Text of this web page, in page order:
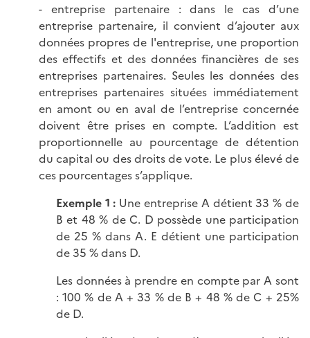
- entreprise partenaire : dans le cas d’une
entreprise partenaire, il convient d’ajouter aux
données propres de l'entreprise, une proportion
des effectifs et des données financières de ses
entreprises partenaires. Seules les données des
entreprises partenaires situées immédiatement
en amont ou en aval de l’entreprise concernée
doivent être prises en compte. L’addition est
proportionnelle au pourcentage de détention
du capital ou des droits de vote. Le plus élevé de
ces pourcentages s’applique.
Exemple 1 : Une entreprise A détient 33 % de
B et 48 % de C. D possède une participation
de 25 % dans A. E détient une participation
de 35 % dans D.
Les données à prendre en compte par A sont
: 100 % de A + 33 % de B + 48 % de C + 25%
de D.